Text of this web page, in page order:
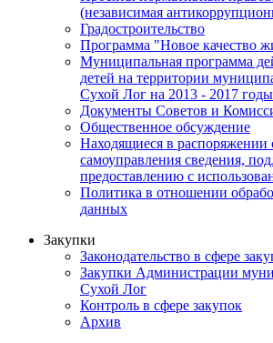
(независимая
Градостроительство
Программа "Новое качество
Муниципальная программа
детей на территории
Сухой Лог на 2013 - 2017 годы
Документы Советов и
Общественное обсуждение
Находящиеся в распоряжении
самоуправления сведения,
предоставлению с
Политика в отношении
данных
Закупки
Законодательство в сфере
Закупки Администрации
Сухой Лог
Контроль в сфере закупок
Архив